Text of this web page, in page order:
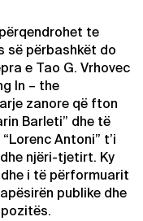
te
së përbashkët do
e Tao G. Vrhovec
In – the
zanore që fton
Barleti” dhe të
Antoni” t’i
njëri-tjetirt. Ky
i të përformuarit
publike dhe